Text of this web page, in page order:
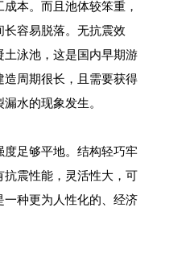
本。而且池体较笨重，
容易脱落。无抗震效
泳池，这是国内早期游
周期很长，且需要获得
水的现象发生。
足够平地。结构轻巧牢
震性能，灵活性大，可
种更为人性化的、经济